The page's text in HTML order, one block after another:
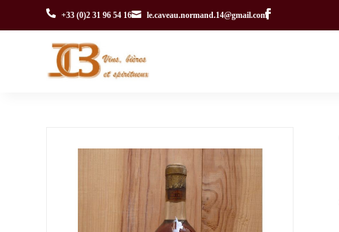
 +33 (0)2 31 96 54 16 le.caveau.normand.14@gmail.com